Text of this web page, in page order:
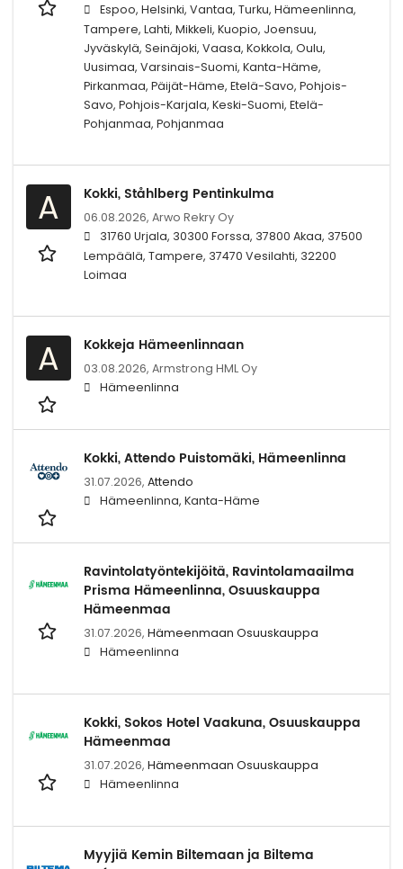
Espoo, Helsinki, Vantaa, Turku, Hämeenlinna,
Tampere, Lahti, Mikkeli, Kuopio, Joensuu,
Jyväskylä, Seinäjoki, Vaasa, Kokkola, Oulu,
Uusimaa, Varsinais-Suomi, Kanta-Häme,
Pirkanmaa, Päijät-Häme, Etelä-Savo, Pohjois-
Savo, Pohjois-Karjala, Keski-Suomi, Etelä-
Pohjanmaa, Pohjanmaa
A Kokki, Ståhlberg Pentinkulma
06.08.2026, Arwo Rekry Oy
31760 Urjala, 30300 Forssa, 37800 Akaa, 37500
Lempäälä, Tampere, 37470 Vesilahti, 32200
Loimaa
A Kokkeja Hämeenlinnaan
03.08.2026, Armstrong HML Oy
Hämeenlinna
Kokki, Attendo Puistomäki, Hämeenlinna
31.07.2026, Attendo
Hämeenlinna, Kanta-Häme
Ravintolatyöntekijöitä, Ravintolamaailma
Prisma Hämeenlinna, Osuuskauppa
Hämeenmaa
31.07.2026, Hämeenmaan Osuuskauppa
Hämeenlinna
Kokki, Sokos Hotel Vaakuna, Osuuskauppa
Hämeenmaa
31.07.2026, Hämeenmaan Osuuskauppa
Hämeenlinna
Myyjiä Kemin Biltemaan ja Biltema